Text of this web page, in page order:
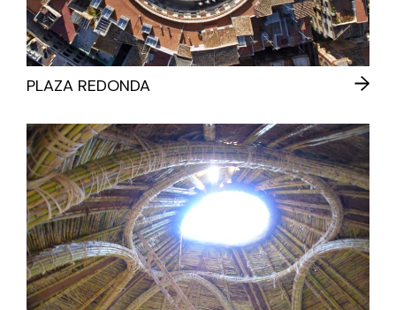
PLAZA REDONDA